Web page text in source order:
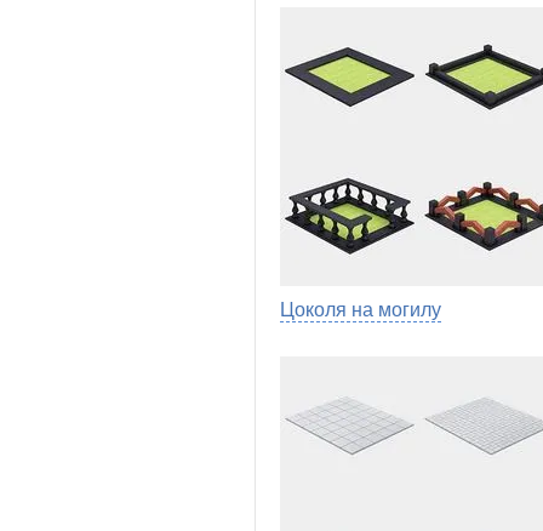
Цоколя на могилу